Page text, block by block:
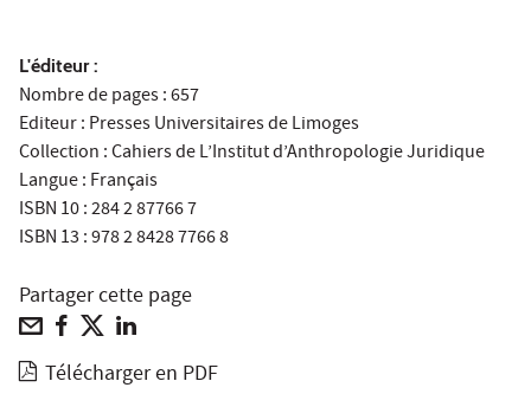
L'éditeur :
Nombre de pages : 657
Editeur : Presses Universitaires de Limoges
Collection : Cahiers de L’Institut d’Anthropologie Juridique
Langue : Français
ISBN 10 : 284 2 87766 7
ISBN 13 : 978 2 8428 7766 8
Partager cette page
Télécharger en PDF